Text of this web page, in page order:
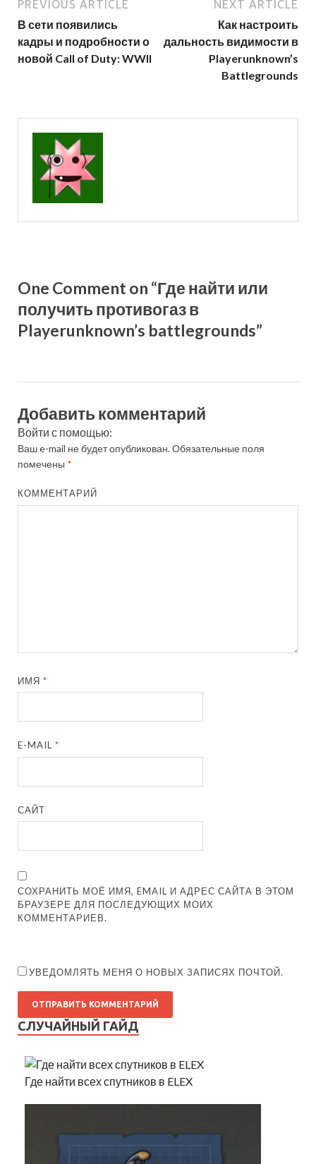
PREVIOUS ARTICLE
В сети появились
кадры и подробности о
новой Call of Duty: WWII
NEXT ARTICLE
Как настроить
дальность видимости в
Playerunknown’s
Battlegrounds
One Comment on “Где найти или
получить противогаз в
Playerunknown’s battlegrounds”
Добавить комментарий
Войти с помощью:
Ваш e-mail не будет опубликован.Обязательные поля
помечены *
КОММЕНТАРИЙ
ИМЯ*
E-MAIL*
САЙТ
СОХРАНИТЬ МОЁ ИМЯ, EMAIL И АДРЕС САЙТА В ЭТОМ
БРАУЗЕРЕ ДЛЯ ПОСЛЕДУЮЩИХ МОИХ
КОММЕНТАРИЕВ.
УВЕДОМЛЯТЬ МЕНЯ О НОВЫХ ЗАПИСЯХ ПОЧТОЙ.
СЛУЧАЙНЫЙ ГАЙД
Где найти всех спутников в ELEX